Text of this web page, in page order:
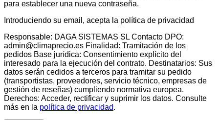
para establecer una nueva contraseña.
Introduciendo su email, acepta la política de privacidad
Responsable: DAGA SISTEMAS SL Contacto DPO:
admin@climaprecio.es Finalidad: Tramitación de los
pedidos Base jurídica: Consentimiento explícito del
interesado para la ejecución del contrato. Destinatarios: Sus
datos serán cedidos a terceros para tramitar su pedido
(transportistas, proveedores, servicio técnico, empresas de
gestión de reseñas) cumpliendo normativa europea.
Derechos: Acceder, rectificar y suprimir los datos. Consulte
más en la política de privacidad.